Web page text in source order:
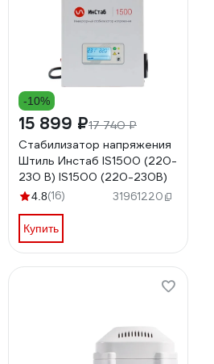
-10%
15 899 ₽17 740 ₽
Стабилизатор напряжения
Штиль Инстаб IS1500 (220-
230 В) IS1500 (220-230В)
4.8(16) 31961220
Купить